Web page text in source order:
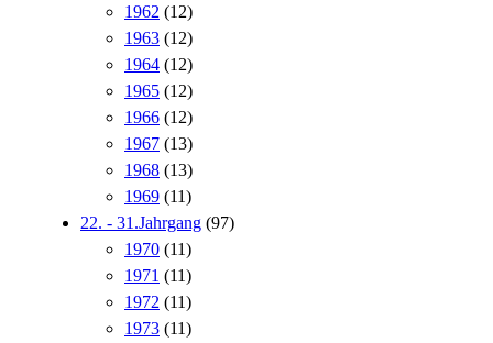
1962 (12)
1963 (12)
1964 (12)
1965 (12)
1966 (12)
1967 (13)
1968 (13)
1969 (11)
22. - 31.Jahrgang (97)
1970 (11)
1971 (11)
1972 (11)
1973 (11)